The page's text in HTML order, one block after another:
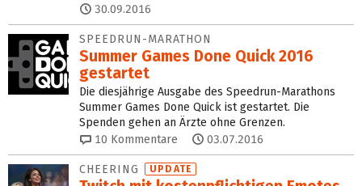
30.09.2016
SPEEDRUN-MARATHON
Summer Games Done Quick 2016
gestartet
Die diesjährige Ausgabe des Speedrun-Marathons
Summer Games Done Quick ist gestartet. Die
Spenden gehen an Ärzte ohne Grenzen.
10 Kommentare 03.07.2016
CHEERING UPDATE